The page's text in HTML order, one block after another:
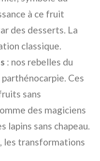
à ce fruit
des desserts. La
classique.
: nos rebelles du
Ces
sans
des magiciens
lapins sans chapeau.
les transformations